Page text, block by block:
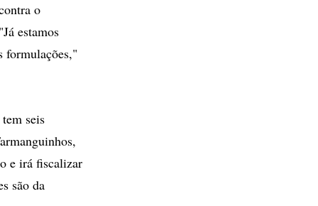
o
estamos
formulações,"
seis
e irá fiscalizar
são da